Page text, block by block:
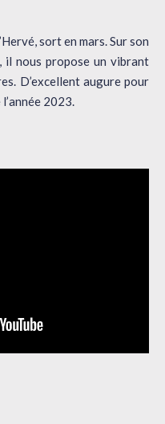
sort en mars. Sur son
il nous propose un vibrant
D’excellent augure pour
2023.